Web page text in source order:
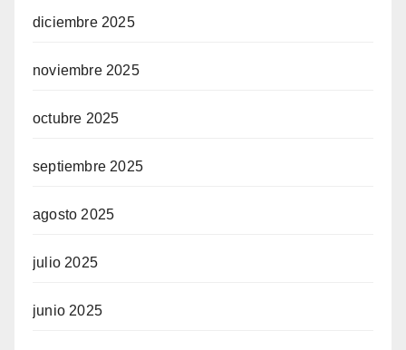
diciembre 2025
noviembre 2025
octubre 2025
septiembre 2025
agosto 2025
julio 2025
junio 2025